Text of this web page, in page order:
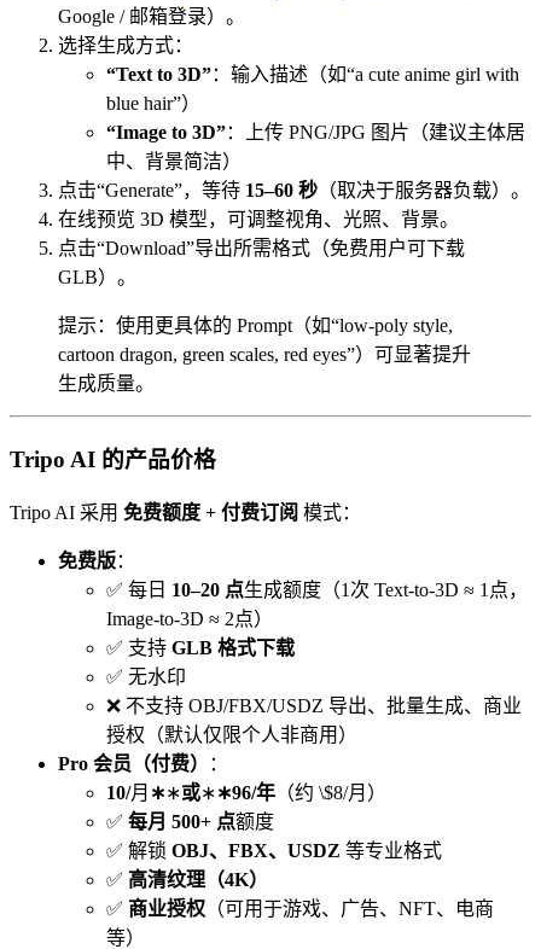
Google / 邮箱登录）。
选择生成方式：
“Text to 3D”：输入描述（如“a cute anime girl with
blue hair”）
“Image to 3D”：上传 PNG/JPG 图片（建议主体居
中、背景简洁）
点击“Generate”，等待 15–60 秒 （取决于服务器负载）。
在线预览 3D 模型，可调整视角、光照、背景。
点击“Download”导出所需格式（免费用户可下载
GLB）。
提示：使用更具体的 Prompt（如“low-poly style,
cartoon dragon, green scales, red eyes”）可显著提升
生成质量。
Tripo AI 的产品价格
Tripo AI 采用 免费额度 + 付费订阅 模式：
免费版：
✅ 每日 10–20 点生成额度（1次 Text-to-3D ≈ 1点，
Image-to-3D ≈ 2点）
✅ 支持 GLB 格式下载
✅ 无水印
❌ 不支持 OBJ/FBX/USDZ 导出、批量生成、商业
授权（默认仅限个人非商用）
Pro 会员（付费）
：
10/月 ∗∗或∗∗96/年 （约 \$8/月）
✅ 每月 500+ 点额度
✅ 解锁 OBJ、FBX、USDZ 等专业格式
✅ 高清纹理（4K）
✅ 商业授权 （可用于游戏、广告、NFT、电商
等）